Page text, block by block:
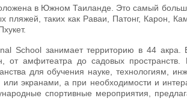
в Южном Таиланде. Это самый
пляжей, таких как Раваи, Патонг, Карон,
School занимает территорию в 44
от амфитеатра до садовых
для обучения науке, технологиям,
экранами, а при необходимости и
спортивные мероприятия,